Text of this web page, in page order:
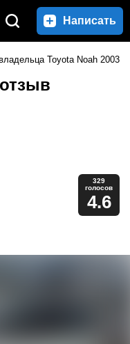
Написать
Toyota Noah 2003
329
голосов
4.6